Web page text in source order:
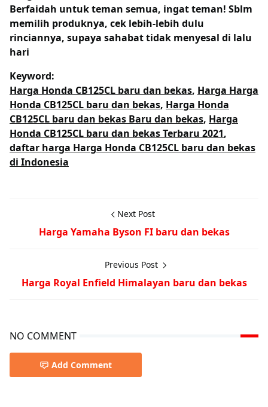
Berfaidah untuk teman semua, ingat teman! Sblm
memilih produknya, cek lebih-lebih dulu
rinciannya, supaya sahabat tidak menyesal di lalu
hari
Keyword:
Harga Honda CB125CL baru dan bekas, Harga Harga
Honda CB125CL baru dan bekas, Harga Honda
CB125CL baru dan bekas Baru dan bekas, Harga
Honda CB125CL baru dan bekas Terbaru 2021,
daftar harga Harga Honda CB125CL baru dan bekas
di Indonesia
Next Post
Harga Yamaha Byson FI baru dan bekas
Previous Post
Harga Royal Enfield Himalayan baru dan bekas
NO COMMENT
Add Comment